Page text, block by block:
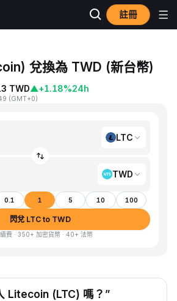
註冊
兌換為 TWD (新台幣)
TWD▲+1.18%24h
(GMT+0)
LTC
TWD
0.1 1 5 10 100
閃兌 LTC to TWD
費 · 350+ 加密貨幣 · 40+ 法幣
Litecoin (LTC) 嗎？”